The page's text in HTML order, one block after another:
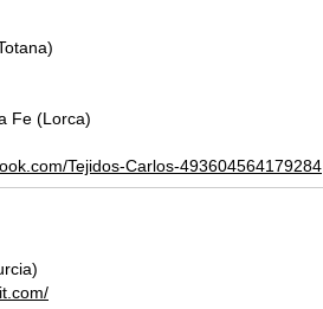
Fe (Lorca)
Tejidos-Carlos-493604564179284